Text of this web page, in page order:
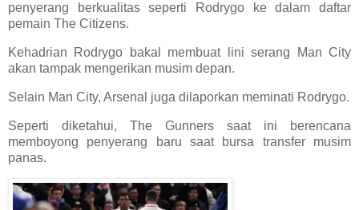
penyerang berkualitas seperti Rodrygo ke dalam daftar
pemain The Citizens.
Kehadrian Rodrygo bakal membuat lini serang Man City
akan tampak mengerikan musim depan.
Selain Man City, Arsenal juga dilaporkan meminati Rodrygo.
Seperti diketahui, The Gunners saat ini berencana
memboyong penyerang baru saat bursa transfer musim
panas.